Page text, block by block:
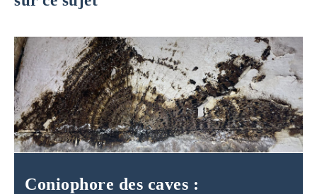
Coniophore des caves :